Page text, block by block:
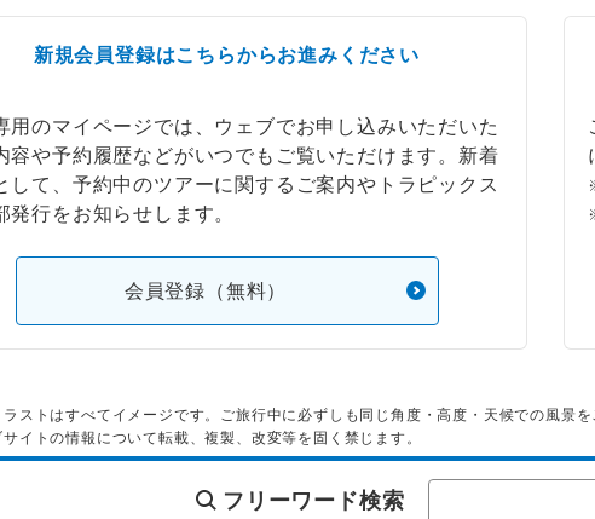
新規会員登録はこちらからお進みください
用のマイページでは、ウェブでお申し込みいただいた
容や予約履歴などがいつでもご覧いただけます。新着
して、予約中のツアーに関するご案内やトラピックス
発行をお知らせします。
会員登録（無料）
ストはすべてイメージです。ご旅行中に必ずしも同じ角度・高度・天候での風景
イトの情報について転載、複製、改変等を固く禁じます。
フリーワード検索